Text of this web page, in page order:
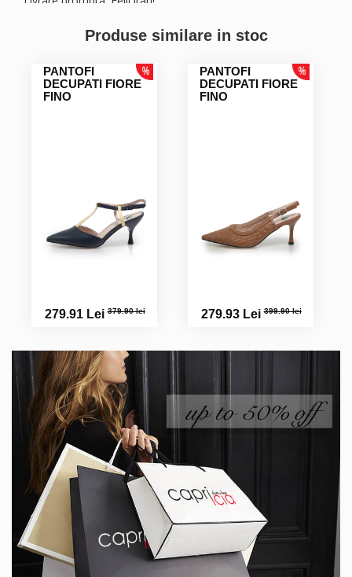
Produse similare in stoc
PANTOFI
DECUPATI FIORE
FINO
279.91 Lei379.90 lei
PANTOFI
DECUPATI FIORE
FINO
279.93 Lei399.90 lei